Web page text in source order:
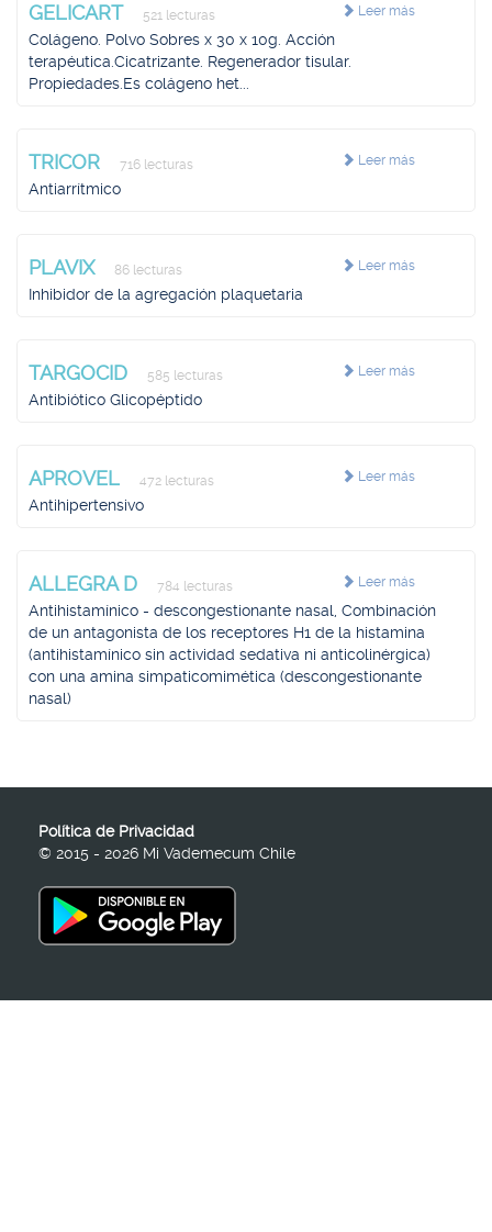
Leer más
GELICART 521 lecturas
Colágeno. Polvo Sobres x 30 x 10g. Acción
terapéutica.Cicatrizante. Regenerador tisular.
Propiedades.Es colágeno het...
Leer más
TRICOR 716 lecturas
Antiarrítmico
Leer más
PLAVIX 86 lecturas
Inhibidor de la agregación plaquetaria
Leer más
TARGOCID 585 lecturas
Antibiótico Glicopéptido
Leer más
APROVEL 472 lecturas
Antihipertensivo
Leer más
ALLEGRA D 784 lecturas
Antihistamínico - descongestionante nasal, Combinación
de un antagonista de los receptores H1 de la histamina
(antihistamínico sin actividad sedativa ni anticolinérgica)
con una amina simpaticomimética (descongestionante
nasal)
Política de Privacidad
© 2015 - 2026 Mi Vademecum Chile